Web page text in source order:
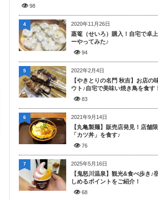
98
2020年11月26日
蒸篭（せいろ）購入！自宅で卓
ーやってみた♪
94
4
2022年2月4日
【やきとりの名門 秋吉】お店の
ウト♪自宅で美味い焼き鳥を食す！
83
5
2021年9月14日
【丸亀製麺】販売店発見！店舗
「カツ丼」を食す♪
76
6
2025年5月16日
【鬼怒川温泉】観光&食べ歩き♪
しめるポイントをご紹介！
68
7